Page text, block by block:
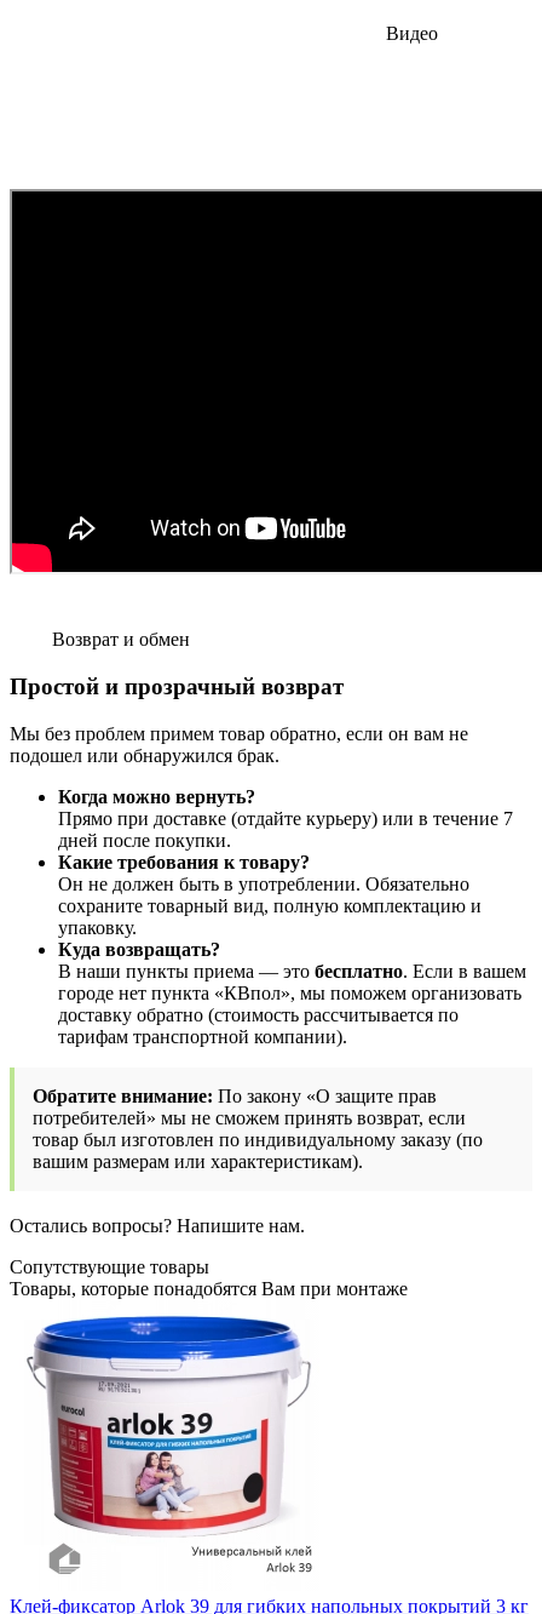
Видео
Возврат и обмен
Простой и прозрачный возврат
Мы без проблем примем товар обратно, если он вам не
подошел или обнаружился брак.
Когда можно вернуть?
Прямо при доставке (отдайте курьеру) или в течение 7
дней после покупки.
Какие требования к товару?
Он не должен быть в употреблении. Обязательно
сохраните товарный вид, полную комплектацию и
упаковку.
Куда возвращать?
В наши пункты приема — это бесплатно. Если в вашем
городе нет пункта «КВпол», мы поможем организовать
доставку обратно (стоимость рассчитывается по
тарифам транспортной компании).
Обратите внимание: По закону «О защите прав
потребителей» мы не сможем принять возврат, если
товар был изготовлен по индивидуальному заказу (по
вашим размерам или характеристикам).
Остались вопросы? Напишите нам.
Сопутствующие товары
Товары, которые понадобятся Вам при монтаже
Клей-фиксатор Arlok 39 для гибких напольных покрытий 3 кг